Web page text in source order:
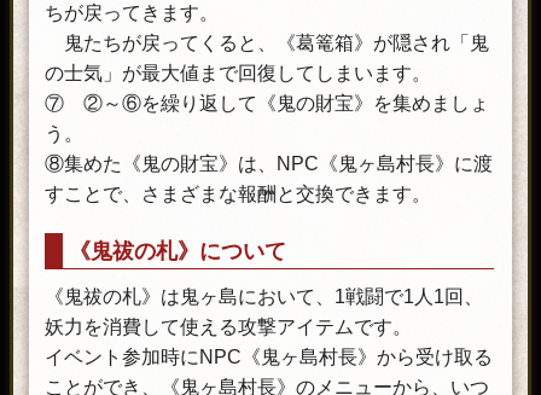
ちが戻ってきます。
鬼たちが戻ってくると、《葛篭箱》が隠され「鬼
の士気」が最大値まで回復してしまいます。
⑦ ②～⑥を繰り返して《鬼の財宝》を集めましょ
う。
⑧集めた《鬼の財宝》は、NPC《鬼ヶ島村長》に渡
すことで、さまざまな報酬と交換できます。
《鬼祓の札》について
《鬼祓の札》は鬼ヶ島において、1戦闘で1人1回、
妖力を消費して使える攻撃アイテムです。
イベント参加時にNPC《鬼ヶ島村長》から受け取る
ことができ、《鬼ヶ島村長》のメニューから、いつ